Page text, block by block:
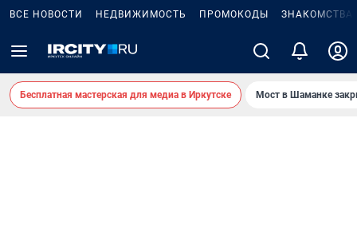
ВСЕ НОВОСТИ НЕДВИЖИМОСТЬ ПРОМОКОДЫ ЗНАКОМСТВА
Бесплатная мастерская для медиа в Иркутске Мост в Шаманке